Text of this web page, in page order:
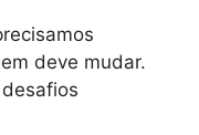
deve mudar.